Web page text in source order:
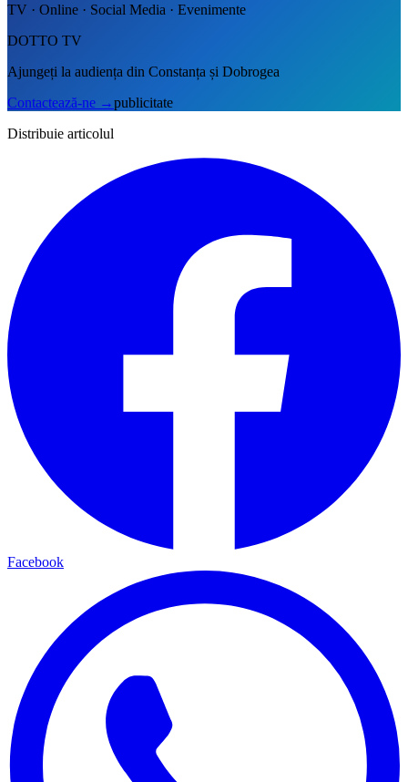
TV · Online · Social Media · Evenimente
DOTTO TV
Ajungeți la audiența din Constanța și Dobrogea
Contactează-ne →publicitate
Distribuie articolul
Facebook